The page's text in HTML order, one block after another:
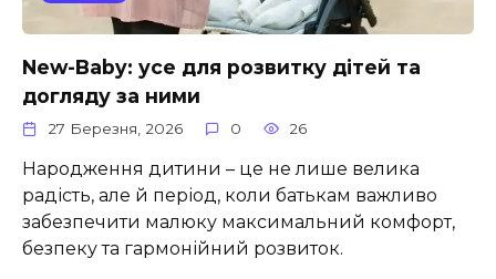
New-Baby: усе для розвитку дітей та
догляду за ними
27 Березня, 2026 0 26
Народження дитини – це не лише велика
радість, але й період, коли батькам важливо
забезпечити малюку максимальний комфорт,
безпеку та гармонійний розвиток.